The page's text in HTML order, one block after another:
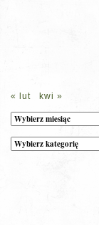
« lut
kwi »
Archiwum
Kategorie
wpisów